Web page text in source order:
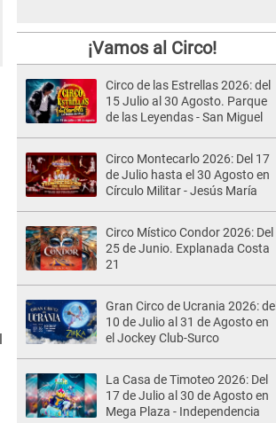
¡Vamos al Circo!
Circo de las Estrellas 2026: del
15 Julio al 30 Agosto. Parque
de las Leyendas - San Miguel
Circo Montecarlo 2026: Del 17
de Julio hasta el 30 Agosto en
Círculo Militar - Jesús María
Circo Místico Condor 2026: Del
25 de Junio. Explanada Costa
21
Gran Circo de Ucrania 2026: del
10 de Julio al 31 de Agosto en
el Jockey Club-Surco
La Casa de Timoteo 2026: Del
17 de Julio al 30 de Agosto en
Mega Plaza - Independencia